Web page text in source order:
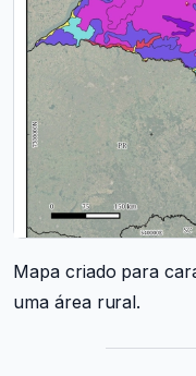
Mapa criado para
uma área rural.